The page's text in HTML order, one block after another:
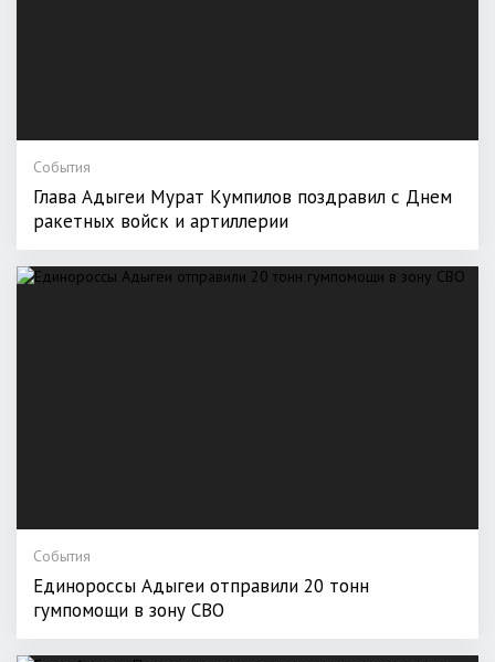
События
Глава Адыгеи Мурат Кумпилов поздравил с Днем
ракетных войск и артиллерии
События
Единороссы Адыгеи отправили 20 тонн
гумпомощи в зону СВО